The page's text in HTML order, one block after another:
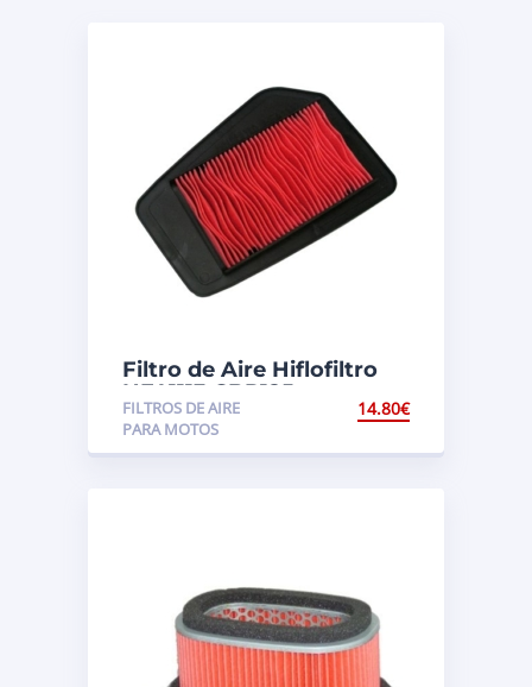
Filtro de Aire Hiflofiltro
HFA1113 CBR125
FILTROS DE AIRE
PARA MOTOS
14.80€